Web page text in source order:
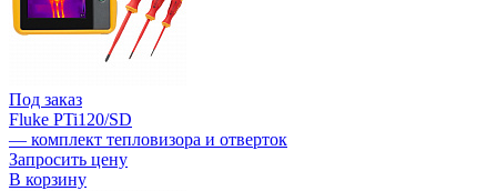
Под заказ
Fluke PTi120/SD
— комплект тепловизора и отверток
Запросить цену
В корзину